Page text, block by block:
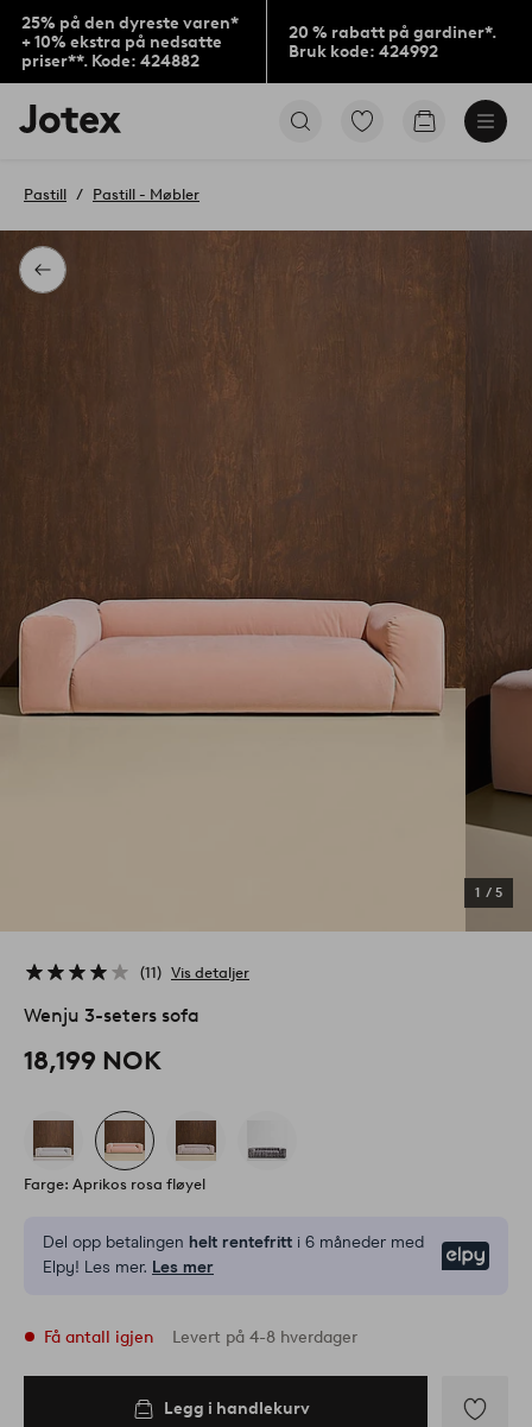
25% på den dyreste varen*
+ 10% ekstra på nedsatte
priser**. Kode: 424882
20 % rabatt på gardiner*.
Bruk kode: 424992
Jotex’
logo
til
Gå
Gå
Tilbake
Pastill Pastill - Møbler
1 / 5
11 Vis detaljer
Wenju 3-seters sofa
18,199 NOK
Farge: Aprikos rosa fløyel
Del opp betalingen helt rentefritt i 6 måneder med
Elpy! Les mer. Les mer
Få antall igjen Levert på 4-8 hverdager
Legg i handlekurv